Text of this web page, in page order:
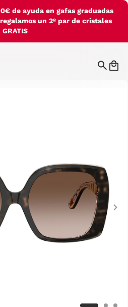
de ayuda en gafas graduadas
un 2º par de cristales
GRATIS